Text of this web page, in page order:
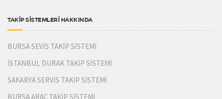
TAKİP SİSTEMLERİ HAKKINDA
BURSA SEVİS TAKİP SİSTEMİ
İSTANBUL DURAK TAKİP SİSTEMİ
SAKARYA SERVİS TAKİP SİSTEMİ
BURSA ARAÇ TAKİP SİSTEMİ